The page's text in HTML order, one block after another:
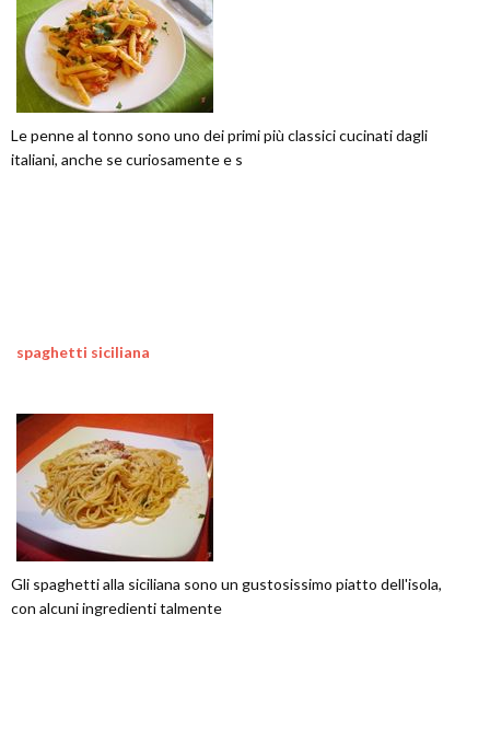
Le penne al tonno sono uno dei primi più classici cucinati dagli
italiani, anche se curiosamente e s
spaghetti siciliana
Gli spaghetti alla siciliana sono un gustosissimo piatto dell'isola,
con alcuni ingredienti talmente